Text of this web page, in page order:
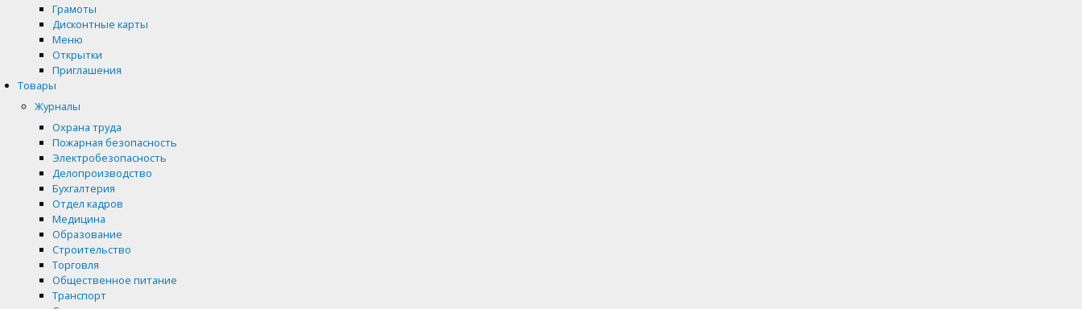
Грамоты
Дисконтные карты
Меню
Открытки
Приглашения
Товары
Журналы
Охрана труда
Пожарная безопасность
Электробезопасность
Делопроизводство
Бухгалтерия
Отдел кадров
Медицина
Образование
Строительство
Торговля
Общественное питание
Транспорт